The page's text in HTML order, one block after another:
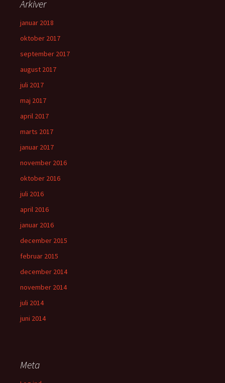
Arkiver
januar 2018
oktober 2017
september 2017
august 2017
juli 2017
maj 2017
april 2017
marts 2017
januar 2017
november 2016
oktober 2016
juli 2016
april 2016
januar 2016
december 2015
februar 2015
december 2014
november 2014
juli 2014
juni 2014
Meta